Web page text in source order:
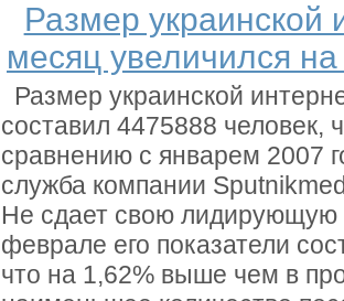
Размер украинской
месяц увеличился
Размер украинской
составил 4475888 человек,
сравнению с январем 2007
служба компании
Не сдает свою лидирующую
феврале его показатели
что на 1,62% выше чем в